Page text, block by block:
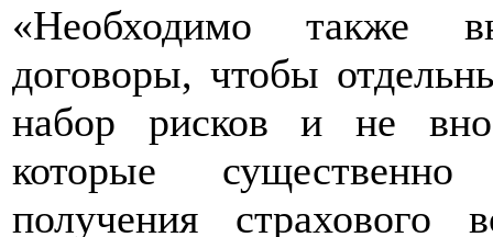
«Необходимо также
договоры, чтобы
набор рисков и не
которые существенно
получения страхового